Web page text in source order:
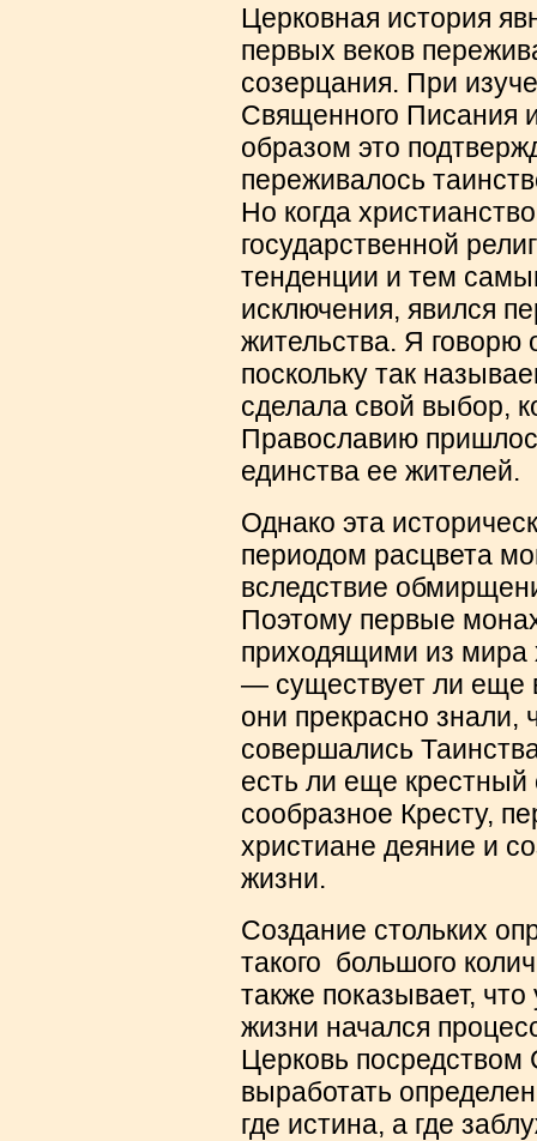
Церковная история
первых веков
созерцания. При
Священного Писания
образом это
переживалось
Но когда
государственной
тенденции и тем
исключения, явился
жительства. Я говорю
поскольку так
сделала свой выбор,
Православию
единства ее жителей.
Однако эта
периодом расцвета
вследствие
Поэтому первые
приходящими из мира
— существует ли еще
они прекрасно
совершались
есть ли еще крестный
сообразное Кресту,
христиане деяние и
жизни.
Создание стольких
такого большого
также показывает,
жизни начался
Церковь
выработать
где истина, а где